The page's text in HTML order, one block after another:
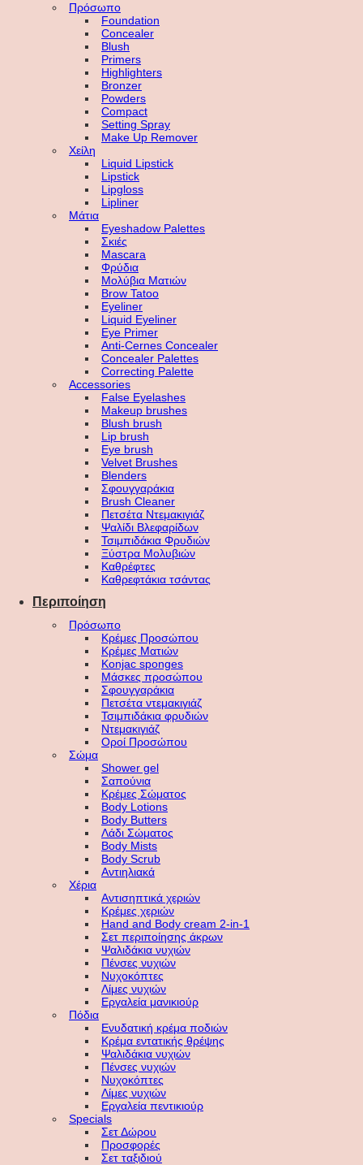
Πρόσωπο
Foundation
Concealer
Blush
Primers
Highlighters
Bronzer
Powders
Compact
Setting Spray
Make Up Remover
Χείλη
Liquid Lipstick
Lipstick
Lipgloss
Lipliner
Μάτια
Eyeshadow Palettes
Σκιές
Mascara
Φρύδια
Μολύβια Ματιών
Brow Tatoo
Eyeliner
Liquid Eyeliner
Eye Primer
Anti-Cernes Concealer
Concealer Palettes
Correcting Palette
Accessories
False Eyelashes
Makeup brushes
Blush brush
Lip brush
Eye brush
Velvet Brushes
Blenders
Σφουγγαράκια
Brush Cleaner
Πετσέτα Ντεμακιγιάζ
Ψαλίδι Βλεφαρίδων
Τσιμπιδάκια Φρυδιών
Ξύστρα Μολυβιών
Καθρέφτες
Καθρεφτάκια τσάντας
Περιποίηση
Πρόσωπο
Κρέμες Προσώπου
Κρέμες Ματιών
Konjac sponges
Μάσκες προσώπου
Σφουγγαράκια
Πετσέτα ντεμακιγιάζ
Τσιμπιδάκια φρυδιών
Ντεμακιγιάζ
Οροί Προσώπου
Σώμα
Shower gel
Σαπούνια
Κρέμες Σώματος
Body Lotions
Body Butters
Λάδι Σώματος
Body Mists
Body Scrub
Αντιηλιακά
Χέρια
Αντισηπτικά χεριών
Κρέμες χεριών
Hand and Body cream 2-in-1
Σετ περιποίησης άκρων
Ψαλιδάκια νυχιών
Πένσες νυχιών
Νυχοκόπτες
Λίμες νυχιών
Εργαλεία μανικιούρ
Πόδια
Ενυδατική κρέμα ποδιών
Κρέμα εντατικής θρέψης
Ψαλιδάκια νυχιών
Πένσες νυχιών
Νυχοκόπτες
Λίμες νυχιών
Εργαλεία πεντικιούρ
Specials
Σετ Δώρου
Προσφορές
Σετ ταξιδιού